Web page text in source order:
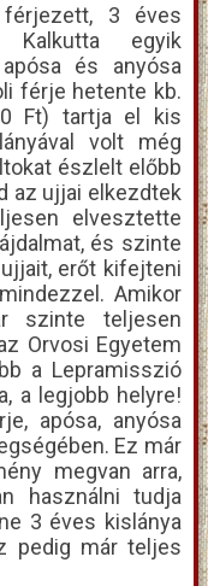
3 éves
Kalkutta egyik
és anyósa
férje hetente kb.
Ft) tartja el kis
volt még
észlelt előbb
az ujjai elkezdtek
elvesztette
és szinte
erőt kifejteni
Amikor
szinte teljesen
Orvosi Egyetem
a Lepramisszió
a legjobb helyre!
apósa, anyósa
Ez már
megvan arra,
használni tudja
3 éves kislánya
pedig már teljes